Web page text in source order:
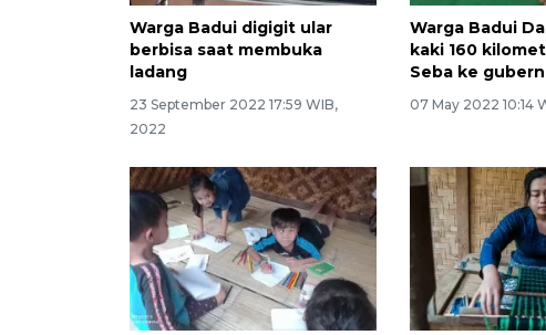
Warga Badui digigit ular
berbisa saat membuka
ladang
23 September 2022 17:59 WIB,
2022
Warga Badui
kaki 160
Seba ke
07 May 2022 10:14